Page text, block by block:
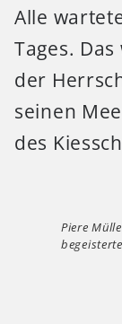
Alle
Tages.
der
seinen
des
Piere